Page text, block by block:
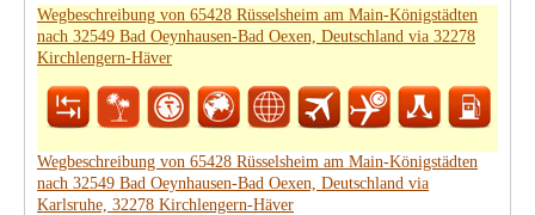
Wegbeschreibung von 65428 Rüsselsheim am Main-Königstädten
nach 32549 Bad Oeynhausen-Bad Oexen, Deutschland via 32278
Kirchlengern-Häver
Wegbeschreibung von 65428 Rüsselsheim am Main-Königstädten
nach 32549 Bad Oeynhausen-Bad Oexen, Deutschland via
Karlsruhe, 32278 Kirchlengern-Häver